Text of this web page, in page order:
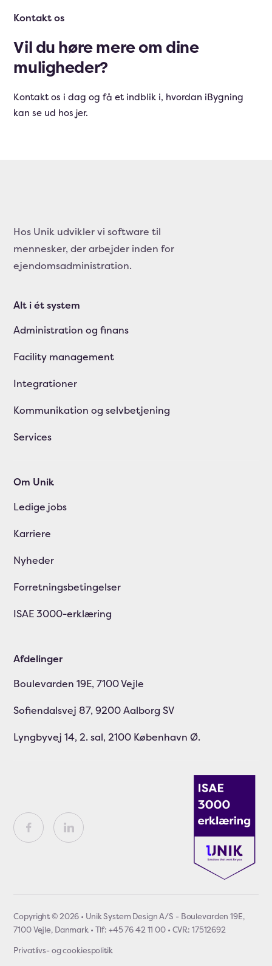
Kontakt os
Vil du høre mere om dine
muligheder?
Kontakt os i dag og få et indblik i, hvordan iBygning
kan se ud hos jer.
Hos Unik udvikler vi software til
mennesker, der arbejder inden for
ejendomsadministration.
Alt i ét system
Administration og finans
Facility management
Integrationer
Kommunikation og selvbetjening
Services
Om Unik
Ledige jobs
Karriere
Nyheder
Forretningsbetingelser
ISAE 3000-erklæring
Afdelinger
Boulevarden 19E, 7100 Vejle
Sofiendalsvej 87, 9200 Aalborg SV
Lyngbyvej 14, 2. sal, 2100 København Ø.
Copyright © 2026 • Unik System Design A/S - Boulevarden 19E,
7100 Vejle, Danmark • Tlf: +45 76 42 11 00 • CVR: 17512692
Privatlivs- og cookiespolitik